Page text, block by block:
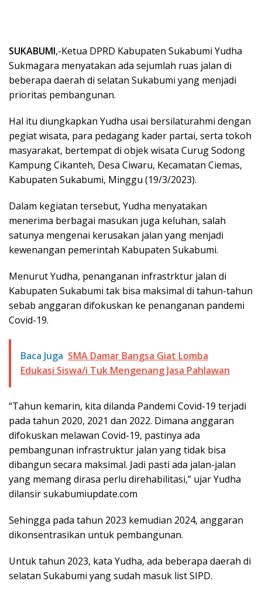
SUKABUMI,-Ketua DPRD Kabupaten Sukabumi Yudha
Sukmagara menyatakan ada sejumlah ruas jalan di
beberapa daerah di selatan Sukabumi yang menjadi
prioritas pembangunan.
Hal itu diungkapkan Yudha usai bersilaturahmi dengan
pegiat wisata, para pedagang kader partai, serta tokoh
masyarakat, bertempat di objek wisata Curug Sodong
Kampung Cikanteh, Desa Ciwaru, Kecamatan Ciemas,
Kabupaten Sukabumi, Minggu (19/3/2023).
Dalam kegiatan tersebut, Yudha menyatakan
menerima berbagai masukan juga keluhan, salah
satunya mengenai kerusakan jalan yang menjadi
kewenangan pemerintah Kabupaten Sukabumi.
Menurut Yudha, penanganan infrastrktur jalan di
Kabupaten Sukabumi tak bisa maksimal di tahun-tahun
sebab anggaran difokuskan ke penanganan pandemi
Covid-19.
Baca Juga SMA Damar Bangsa Giat Lomba
Edukasi Siswa/i Tuk Mengenang Jasa Pahlawan
“Tahun kemarin, kita dilanda Pandemi Covid-19 terjadi
pada tahun 2020, 2021 dan 2022. Dimana anggaran
difokuskan melawan Covid-19, pastinya ada
pembangunan infrastruktur jalan yang tidak bisa
dibangun secara maksimal. Jadi pasti ada jalan-jalan
yang memang dirasa perlu direhabilitasi,” ujar Yudha
dilansir sukabumiupdate.com
Sehingga pada tahun 2023 kemudian 2024, anggaran
dikonsentrasikan untuk pembangunan.
Untuk tahun 2023, kata Yudha, ada beberapa daerah di
selatan Sukabumi yang sudah masuk list SIPD.